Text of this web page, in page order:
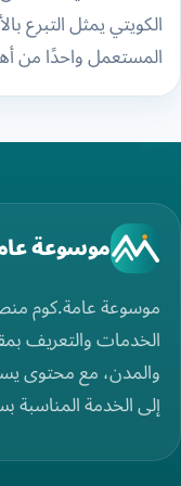
جسر
الكويتي يمثل التبرع
المستعمل واحدًا من
التكافل الاجتماعي
موسوعة
موسوعة عامة.كوم
الخدمات والتعريف
والمدن، مع محتوى
إلى الخدمة المناسبة